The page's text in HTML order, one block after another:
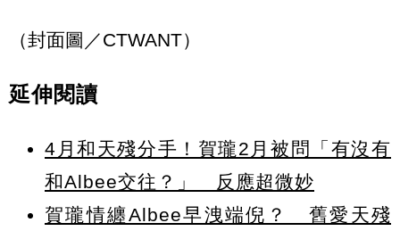
（封面圖／CTWANT）
延伸閱讀
4月和天殘分手！賀瓏2月被問「有沒有
和Albee交往？」 反應超微妙
賀瓏情纏Albee早洩端倪？ 舊愛天殘